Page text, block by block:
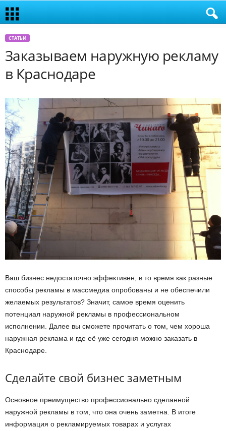
СТАТЬИ
Заказываем наружную рекламу
в Краснодаре
Ваш бизнес недостаточно эффективен, в то время как разные
способы рекламы в массмедиа опробованы и не обеспечили
желаемых результатов? Значит, самое время оценить
потенциал наружной рекламы в профессиональном
исполнении. Далее вы сможете прочитать о том, чем хороша
наружная реклама и где её уже сегодня можно заказать в
Краснодаре.
Сделайте свой бизнес заметным
Основное преимущество профессионально сделанной
наружной рекламы в том, что она очень заметна. В итоге
информация о рекламируемых товарах и услугах